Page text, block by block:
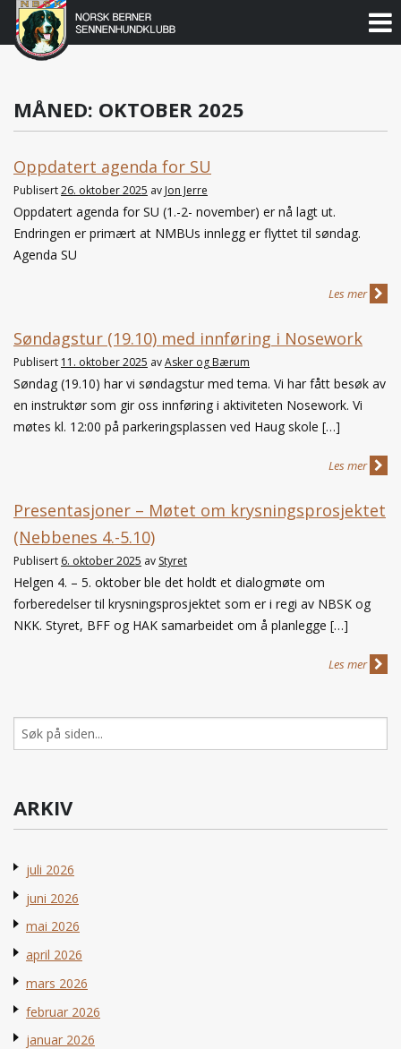
Gå
innholdet
Norsk
Berner
Sennenhundklubb
MÅNED: OKTOBER 2025
Oppdatert agenda for SU
Publisert26. oktober 2025 av Jon Jerre
Oppdatert agenda for SU (1.-2- november) er nå lagt ut.
Endringen er primært at NMBUs innlegg er flyttet til søndag.
Agenda SU
Les mer
Søndagstur (19.10) med innføring i Nosework
Publisert 11. oktober 2025 avAsker og Bærum
Søndag (19.10) har vi søndagstur med tema. Vi har fått besøk av
en instruktør som gir oss innføring i aktiviteten Nosework. Vi
møtes kl. 12:00 på parkeringsplassen ved Haug skole […]
Les mer
Presentasjoner – Møtet om krysningsprosjektet
(Nebbenes 4.-5.10)
Publisert 6. oktober 2025 av Styret
Helgen 4. – 5. oktober ble det holdt et dialogmøte om
forberedelser til krysningsprosjektet som er i regi av NBSK og
NKK. Styret, BFF og HAK samarbeidet om å planlegge […]
Les mer
Søk
etter:
ARKIV
juli 2026
juni 2026
mai 2026
april 2026
mars 2026
februar 2026
januar 2026